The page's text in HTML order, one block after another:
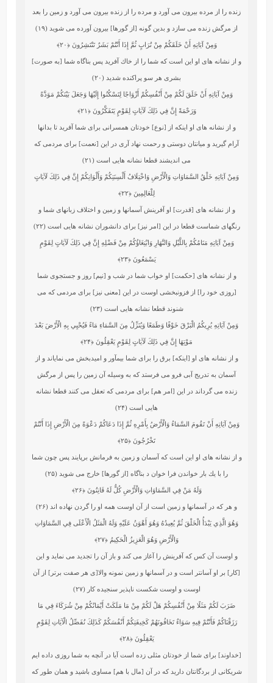
زنده را از مرده بيرون مى ‏آورد و مرده را از زنده بيرون مى ‏آورد و زمين را بعد
از مرگش زنده مى‏ سازد و بدين گونه [از گورها] بيرون آورده مى ‏شويد (۱۹)
وَمِنْ آيَاتِهِ أَنْ خَلَقَكُمْ مِنْ تُرَابٍ ثُمَّ إِذَا أَنْتُمْ بَشَرٌ تَنْتَشِرُونَ﴿۲۰﴾
و از نشانه‏ هاى او اين است كه شما را از خاك آفريد پس بناگاه شما [به صورت]
بشرى هر سو پراكنده شديد (۲۰)
وَمِنْ آيَاتِهِ أَنْ خَلَقَ لَكُمْ مِنْ أَنْفُسِكُمْ أَزْوَاجًا لِتَسْكُنُوا إِلَيْهَا وَجَعَلَ بَيْنَكُمْ مَوَدَّةً
وَرَحْمَةً إِنَّ فِي ذَلِكَ لَآيَاتٍ لِقَوْمٍ يَتَفَكَّرُونَ﴿۲۱﴾
و از نشانه‏ هاى او اينكه از [نوع] خودتان همسرانى براى شما آفريد تا بدانها
آرام گيريد و ميانتان دوستى و رحمت نهاد آرى در اين [نعمت] براى مردمى كه
مى‏ انديشند قطعا نشانه‏ هايى است (۲۱)
وَمِنْ آيَاتِهِ خَلْقُ السَّمَاوَاتِ وَالْأَرْضِ وَاخْتِلَافُ أَلْسِنَتِكُمْ وَأَلْوَانِكُمْ إِنَّ فِي ذَلِكَ لَآيَاتٍ
لِلْعَالِمِينَ ﴿۲۲﴾
و از نشانه‏ هاى [قدرت] او آفرينش آسمانها و زمين و اختلاف زبانهاى شما و
رنگهاى شماست قطعا در اين [امر نيز] براى دانشوران نشانه‏ هايى است (۲۲)
وَمِنْ آيَاتِهِ مَنَامُكُمْ بِاللَّيْلِ وَالنَّهَارِ وَابْتِغَاؤُكُمْ مِنْ فَضْلِهِ إِنَّ فِي ذَلِكَ لَآيَاتٍ لِقَوْمٍ
يَسْمَعُونَ﴿۲۳﴾
و از نشانه‏ هاى [حكمت] او خواب شما در شب و [نيم] روز و جستجوى شما
[روزى خود را] از فزون‏بخشى اوست در اين [معنى نيز] براى مردمى كه مى
‏شنوند قطعا نشانه‏ هايى است (۲۳)
وَمِنْ آيَاتِهِ يُرِيكُمُ الْبَرْقَ خَوْفًا وَطَمَعًا وَيُنَزِّلُ مِنَ السَّمَاءِ مَاءً فَيُحْيِي بِهِ الْأَرْضَ بَعْدَ
مَوْتِهَا إِنَّ فِي ذَلِكَ لَآيَاتٍ لِقَوْمٍ يَعْقِلُونَ ﴿۲۴﴾
و از نشانه‏ هاى او [اينكه] برق را براى شما بيم‏آور و اميدبخش مى ‏نماياند و از
آسمان به تدريج آبى فرو مى‏ فرستد كه به وسيله آن زمين را پس از مرگش
زنده مى‏ گرداند در اين [امر هم] براى مردمى كه تعقل مى كنند قطعا نشانه‏
هايى است (۲۴)
وَمِنْ آيَاتِهِ أَنْ تَقُومَ السَّمَاءُ وَالْأَرْضُ بِأَمْرِهِ ثُمَّ إِذَا دَعَاكُمْ دَعْوَةً مِنَ الْأَرْضِ إِذَا أَنْتُمْ
تَخْرُجُونَ ﴿۲۵﴾
و از نشانه‏ هاى او اين است كه آسمان و زمين به فرمانش برپايند پس چون شما
را با يك بار خواندن فرا خوان د بناگاه [از گورها] خارج مى ‏شويد (۲۵)
وَلَهُ مَنْ فِي السَّمَاوَاتِ وَالْأَرْضِ كُلٌّ لَهُ قَانِتُونَ﴿۲۶﴾
و هر كه در آسمانها و زمين است از آن اوست همه او را گردن نهاده‏ اند (۲۶)
وَهُوَ الَّذِي يَبْدَأُ الْخَلْقَ ثُمَّ يُعِيدُهُ وَهُوَ أَهْوَنُ عَلَيْهِ وَلَهُ الْمَثَلُ الْأَعْلَى فِي السَّمَاوَاتِ
وَالْأَرْضِ وَهُوَ الْعَزِيزُ الْحَكِيمُ ﴿۲۷﴾
و اوست آن كس كه آفرينش را آغاز مى ‏كند و باز آن را تجديد مى ‏نمايد و اين
[كار] بر او آسانتر است و در آسمانها و زمين نمونه والا[ى هر صفت برتر] از آن
اوست و اوست‏ شكست‏ ناپذير سنجيده‏ كار (۲۷)
ضَرَبَ لَكُمْ مَثَلًا مِنْ أَنْفُسِكُمْ هَلْ لَكُمْ مِنْ مَا مَلَكَتْ أَيْمَانُكُمْ مِنْ شُرَكَاءَ فِي مَا
رَزَقْنَاكُمْ فَأَنْتُمْ فِيهِ سَوَاءٌ تَخَافُونَهُمْ كَخِيفَتِكُمْ أَنْفُسَكُمْ كَذَلِكَ نُفَصِّلُ الْآيَاتِ لِقَوْمٍ
يَعْقِلُونَ﴿۲۸﴾
[خداوند] براى شما از خودتان مثلى زده است آيا در آنچه به شما روزى داده‏ ايم
شريكانى از بردگانتان داريد كه در آن [مال با هم] مساوى باشيد و همان طور كه